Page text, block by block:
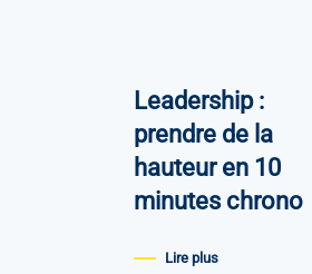
Leadership :
prendre de la
hauteur en 10
minutes chrono
Lire plus